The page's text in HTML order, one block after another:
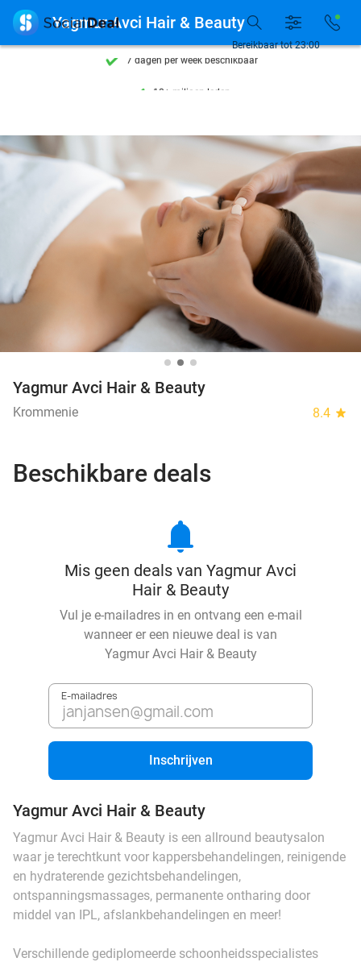
7 dagen per week beschikbaar
10+ miljoen leden
Bereikbaar tot 23:00
 Yagmur Avci Hair & Beauty
Yagmur Avci Hair & Beauty
Krommenie 8.4 star
Beschikbare deals
notifications
Mis geen deals van Yagmur Avci
Hair & Beauty
Vul je e-mailadres in en ontvang een e-mail
wanneer er een nieuwe deal is van
Yagmur Avci Hair & Beauty
E-mailadres
Inschrijven
Yagmur Avci Hair & Beauty
Yagmur Avci Hair & Beauty is een allround beautysalon
waar je terechtkunt voor kappersbehandelingen, reinigende
en hydraterende gezichtsbehandelingen,
ontspanningsmassages, permanente ontharing door
middel van IPL, afslankbehandelingen en meer!
Verschillende gediplomeerde schoonheidsspecialistes